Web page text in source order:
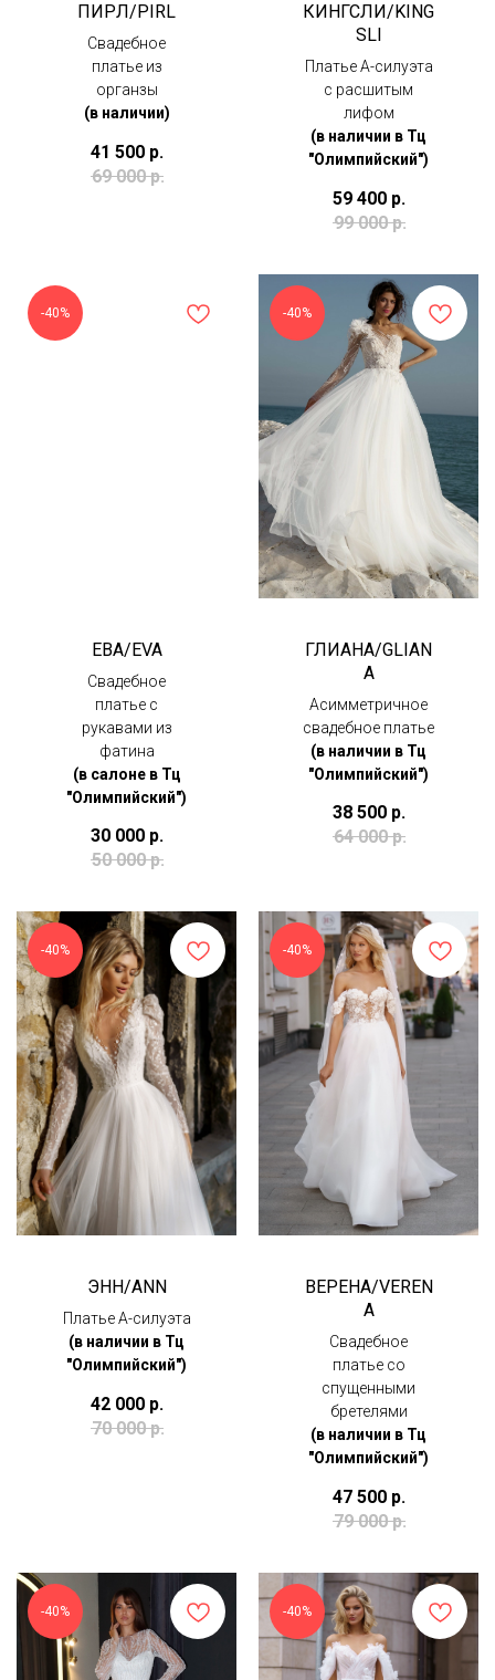
ПИРЛ/PIRL
Свадебное
платье из
органзы
(в наличии)
41 500 р.
69 000 р.
КИНГСЛИ/KING
SLI
Платье А-силуэта
с расшитым
лифом
(в наличии в Тц
"Олимпийский")
59 400 р.
99 000 р.
-40%
ЕВА/EVA
Свадебное
платье с
рукавами из
фатина
(в салоне в Тц
"Олимпийский")
30 000 р.
50 000 р.
-40%
ГЛИАНА/GLIAN
A
Асимметричное
свадебное платье
(в наличии в Тц
"Олимпийский")
38 500 р.
64 000 р.
-40%
ЭНН/ANN
Платье А-силуэта
(в наличии в Тц
"Олимпийский")
42 000 р.
70 000 р.
-40%
ВЕРЕНА/VEREN
A
Свадебное
платье со
спущенными
бретелями
(в наличии в Тц
"Олимпийский")
47 500 р.
79 000 р.
-40% -40%